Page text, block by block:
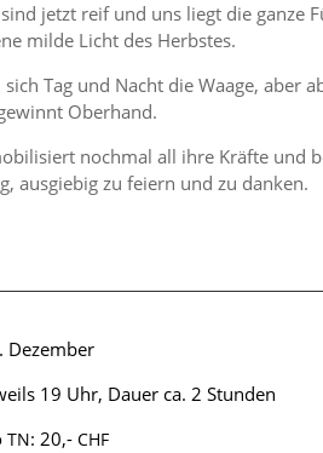
jetzt reif und uns liegt die ganze
milde Licht des Herbstes.
Tag und Nacht die Waage, aber
Oberhand.
nochmal all ihre Kräfte und
ausgiebig zu feiern und zu danken.
Dezember
19 Uhr, Dauer ca. 2 Stunden
TN: 20,-CHF